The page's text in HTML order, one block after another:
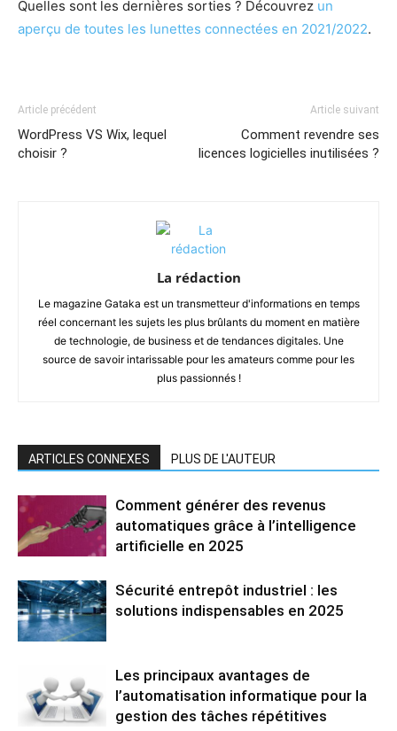
Quelles sont les dernières sorties ? Découvrez un
aperçu de toutes les lunettes connectées en 2021/2022.
Article précédent
WordPress VS Wix, lequel
choisir ?
Article suivant
Comment revendre ses
licences logicielles inutilisées ?
La rédaction
Le magazine Gataka est un transmetteur d'informations en temps
réel concernant les sujets les plus brûlants du moment en matière
de technologie, de business et de tendances digitales. Une
source de savoir intarissable pour les amateurs comme pour les
plus passionnés !
ARTICLES CONNEXES PLUS DE L'AUTEUR
Comment générer des revenus
automatiques grâce à l’intelligence
artificielle en 2025
Sécurité entrepôt industriel : les
solutions indispensables en 2025
Les principaux avantages de
l’automatisation informatique pour la
gestion des tâches répétitives